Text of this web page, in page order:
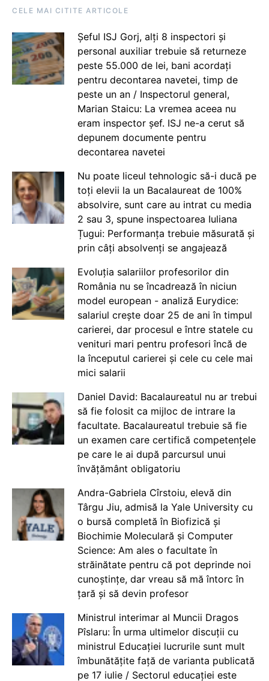
CELE MAI CITITE ARTICOLE
Șeful ISJ Gorj, alți 8 inspectori și
personal auxiliar trebuie să returneze
peste 55.000 de lei, bani acordați
pentru decontarea navetei, timp de
peste un an / Inspectorul general,
Marian Staicu: La vremea aceea nu
eram inspector șef. ISJ ne-a cerut să
depunem documente pentru
decontarea navetei
Nu poate liceul tehnologic să-i ducă pe
toți elevii la un Bacalaureat de 100%
absolvire, sunt care au intrat cu media
2 sau 3, spune inspectoarea Iuliana
Țugui: Performanța trebuie măsurată și
prin câți absolvenți se angajează
Evoluția salariilor profesorilor din
România nu se încadrează în niciun
model european - analiză Eurydice:
salariul crește doar 25 de ani în timpul
carierei, dar procesul e între statele cu
venituri mari pentru profesori încă de
la începutul carierei și cele cu cele mai
mici salarii
Daniel David: Bacalaureatul nu ar trebui
să fie folosit ca mijloc de intrare la
facultate. Bacalaureatul trebuie să fie
un examen care certifică competențele
pe care le ai după parcursul unui
învățământ obligatoriu
Andra-Gabriela Cîrstoiu, elevă din
Târgu Jiu, admisă la Yale University cu
o bursă completă în Biofizică și
Biochimie Moleculară și Computer
Science: Am ales o facultate în
străinătate pentru că pot deprinde noi
cunoștințe, dar vreau să mă întorc în
țară și să devin profesor
Ministrul interimar al Muncii Dragos
Pîslaru: În urma ultimelor discuții cu
ministrul Educației lucrurile sunt mult
îmbunătățite față de varianta publicată
pe 17 iulie / Sectorul educației este